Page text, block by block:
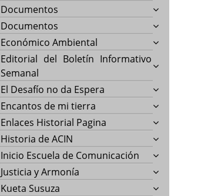
Documentos
Documentos
Económico Ambiental
Editorial del Boletín Informativo
Semanal
El Desafío no da Espera
Encantos de mi tierra
Enlaces Historial Pagina
Historia de ACIN
Inicio Escuela de Comunicación
Justicia y Armonía
Kueta Susuza